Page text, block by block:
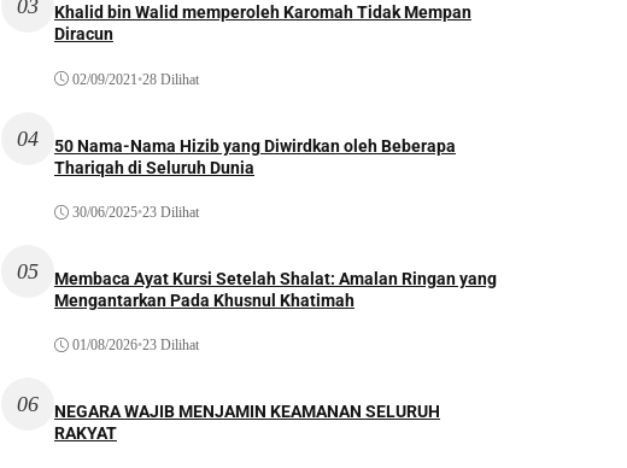
03
Khalid bin Walid memperoleh Karomah Tidak Mempan
Diracun
02/09/2021•28 Dilihat
04
50 Nama-Nama Hizib yang Diwirdkan oleh Beberapa
Thariqah di Seluruh Dunia
30/06/2025•23 Dilihat
05
Membaca Ayat Kursi Setelah Shalat: Amalan Ringan yang
Mengantarkan Pada Khusnul Khatimah
01/08/2026•23 Dilihat
06
NEGARA WAJIB MENJAMIN KEAMANAN SELURUH
RAKYAT